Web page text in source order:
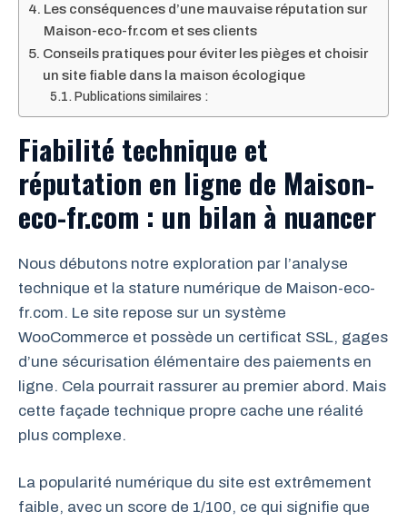
Les conséquences d’une mauvaise réputation sur
Maison-eco-fr.com et ses clients
Conseils pratiques pour éviter les pièges et choisir
un site fiable dans la maison écologique
Publications similaires :
Fiabilité technique et
réputation en ligne de Maison-
eco-fr.com : un bilan à nuancer
Nous débutons notre exploration par l’analyse
technique et la stature numérique de Maison-eco-
fr.com. Le site repose sur un système
WooCommerce et possède un certificat SSL, gages
d’une sécurisation élémentaire des paiements en
ligne. Cela pourrait rassurer au premier abord. Mais
cette façade technique propre cache une réalité
plus complexe.
La popularité numérique du site est extrêmement
faible, avec un score de 1/100, ce qui signifie que